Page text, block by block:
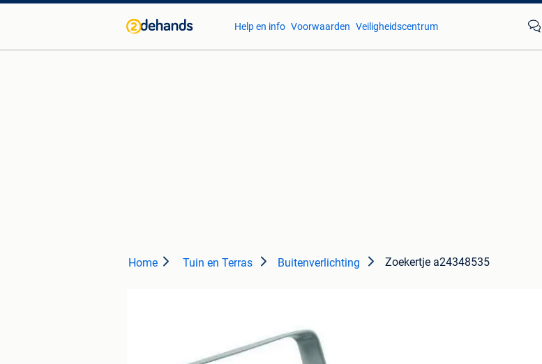
Help en info Voorwaarden Veiligheidscentrum
Home Tuin en Terras Buitenverlichting Zoekertje a24348535